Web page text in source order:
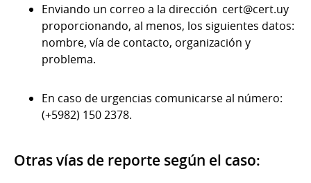
Enviando un correo a la dirección cert@cert.uy
proporcionando, al menos, los siguientes datos:
nombre, vía de contacto, organización y
problema.
En caso de urgencias comunicarse al número:
(+5982) 150 2378.
Otras vías de reporte según el caso: